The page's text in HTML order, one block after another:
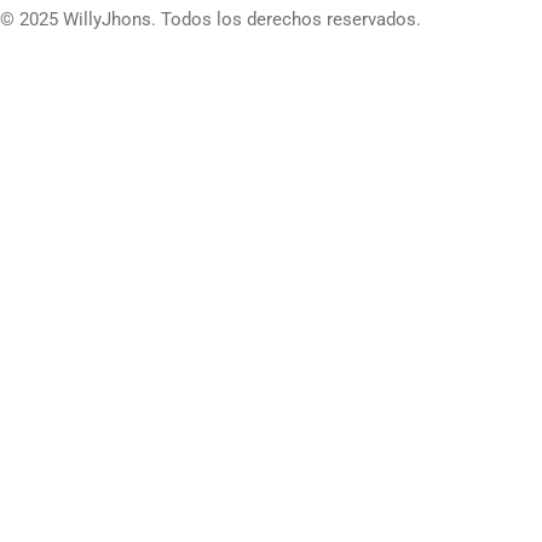
© 2025 WillyJhons. Todos los derechos reservados.